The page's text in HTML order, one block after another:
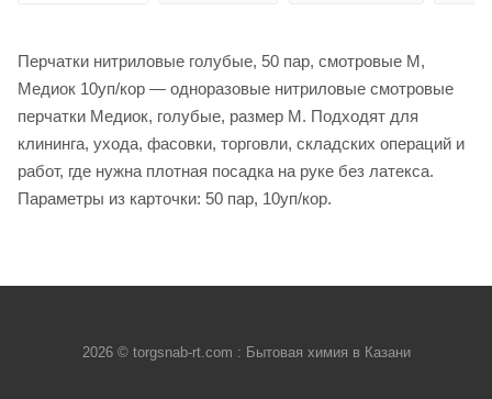
Перчатки нитриловые голубые, 50 пар, смотровые М,
Медиок 10уп/кор — одноразовые нитриловые смотровые
перчатки Медиок, голубые, размер М. Подходят для
клининга, ухода, фасовки, торговли, складских операций и
работ, где нужна плотная посадка на руке без латекса.
Параметры из карточки: 50 пар, 10уп/кор.
2026 © torgsnab-rt.com : Бытовая химия в Казани